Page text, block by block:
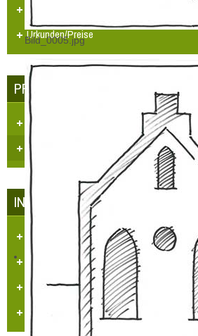
Bild_0005.jpg
„Umweltpreis 2024“ RKN
Urkunden/Preise
PRESSE - ECHO
Dorfzeitung "Et Blättche"
Regionale Presse
INFRASTRUKTUR IN HÜLCHRATH
Kataster/Karten
Handel/Gewerbe
Vereine
Personennahverkehr